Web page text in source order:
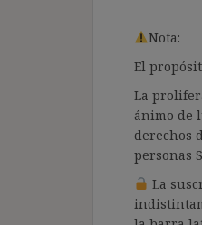
Nota:
El
La
ánimo de
derechos
personas
La